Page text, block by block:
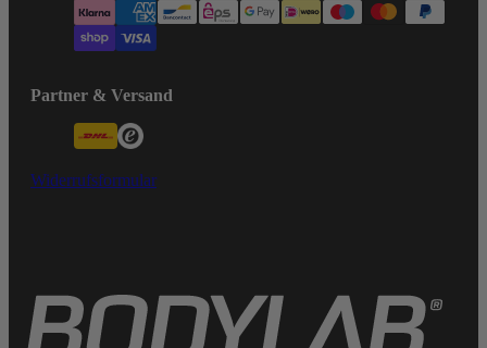
Partner & Versand
Widerrufsformular